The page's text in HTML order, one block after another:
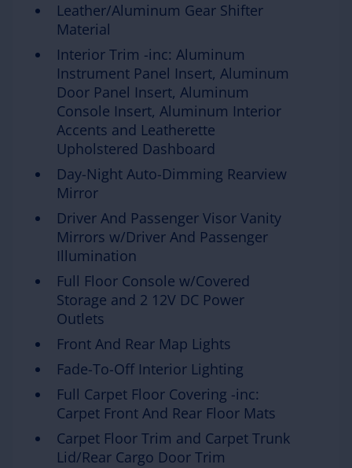
Leather/Aluminum Gear Shifter
Material
Interior Trim -inc: Aluminum
Instrument Panel Insert, Aluminum
Door Panel Insert, Aluminum
Console Insert, Aluminum Interior
Accents and Leatherette
Upholstered Dashboard
Day-Night Auto-Dimming Rearview
Mirror
Driver And Passenger Visor Vanity
Mirrors w/Driver And Passenger
Illumination
Full Floor Console w/Covered
Storage and 2 12V DC Power
Outlets
Front And Rear Map Lights
Fade-To-Off Interior Lighting
Full Carpet Floor Covering -inc:
Carpet Front And Rear Floor Mats
Carpet Floor Trim and Carpet Trunk
Lid/Rear Cargo Door Trim